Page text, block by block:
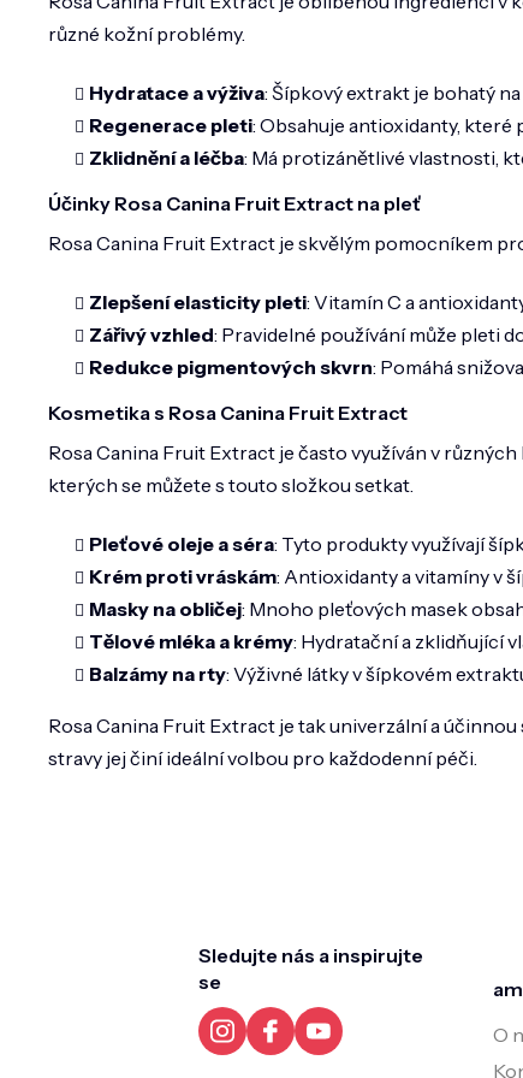
různé kožní problémy.
Hydratace a výživa: Šípkový extrakt je bohatý
Regenerace pleti: Obsahuje antioxidanty,
Zklidnění a léčba: Má protizánětlivé vlastnosti,
Účinky Rosa Canina Fruit Extract na pleť
Rosa Canina Fruit Extract je skvělým pomocníkem
Zlepšení elasticity pleti: Vitamín C a
Zářivý vzhled: Pravidelné používání může pleti
Redukce pigmentových skvrn: Pomáhá
Kosmetika s Rosa Canina Fruit Extract
Rosa Canina Fruit Extract je často využíván v
kterých se můžete s touto složkou setkat.
Pleťové oleje a séra: Tyto produkty využívají
Krém proti vráskám: Antioxidanty a vitamíny v
Masky na obličej: Mnoho pleťových masek
Tělové mléka a krémy: Hydratační a zklidňující
Balzámy na rty: Výživné látky v šípkovém
Rosa Canina Fruit Extract je tak univerzální a
stravy jej činí ideální volbou pro každodenní péči.
Sledujte nás a inspirujte
se
O